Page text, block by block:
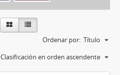
Ordenar por: Título
Clasificación en orden ascendente